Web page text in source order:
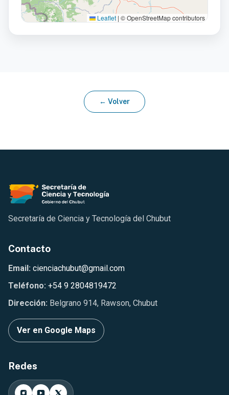
Leaflet | © OpenStreetMap contributors
← Volver
Secretaría de Ciencia y Tecnología del Chubut
Contacto
Email: cienciachubut@gmail.com
Teléfono: +54 9 2804819472
Dirección: Belgrano 914, Rawson, Chubut
Ver en Google Maps
Redes